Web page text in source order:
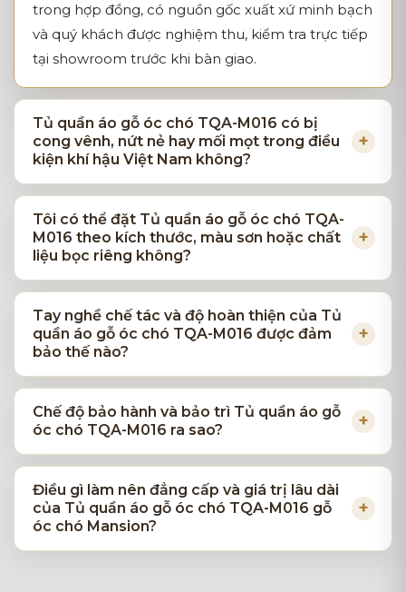
trong hợp đồng, có nguồn gốc xuất xứ minh bạch
và quý khách được nghiệm thu, kiểm tra trực tiếp
tại showroom trước khi bàn giao.
Tủ quần áo gỗ óc chó TQA-M016 có bị
cong vênh, nứt nẻ hay mối mọt trong điều
kiện khí hậu Việt Nam không?
Tôi có thể đặt Tủ quần áo gỗ óc chó TQA-
M016 theo kích thước, màu sơn hoặc chất
liệu bọc riêng không?
Tay nghề chế tác và độ hoàn thiện của Tủ
quần áo gỗ óc chó TQA-M016 được đảm
bảo thế nào?
Chế độ bảo hành và bảo trì Tủ quần áo gỗ
óc chó TQA-M016 ra sao?
Điều gì làm nên đẳng cấp và giá trị lâu dài
của Tủ quần áo gỗ óc chó TQA-M016 gỗ
óc chó Mansion?